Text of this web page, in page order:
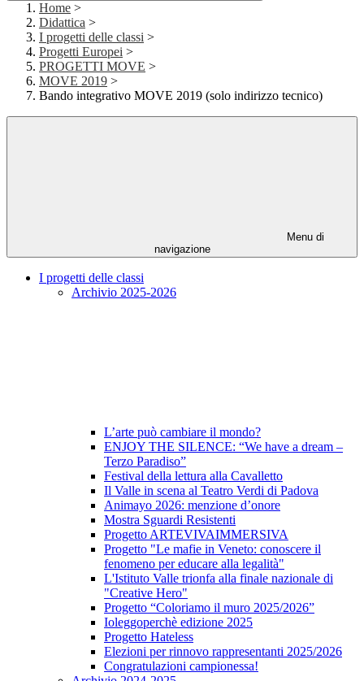
Home >
Didattica >
I progetti delle classi >
Progetti Europei >
PROGETTI MOVE >
MOVE 2019 >
Bando integrativo MOVE 2019 (solo indirizzo tecnico)
Menu di
navigazione
I progetti delle classi
Archivio 2025-2026
L’arte può cambiare il mondo?
ENJOY THE SILENCE: “We have a dream –
Terzo Paradiso”
Festival della lettura alla Cavalletto
Il Valle in scena al Teatro Verdi di Padova
Animayo 2026: menzione d’onore
Mostra Sguardi Resistenti
Progetto ARTEVIVAIMMERSIVA
Progetto "Le mafie in Veneto: conoscere il
fenomeno per educare alla legalità"
L'Istituto Valle trionfa alla finale nazionale di
"Creative Hero"
Progetto “Coloriamo il muro 2025/2026”
Ioleggoperchè edizione 2025
Progetto Hateless
Elezioni per rinnovo rappresentanti 2025/2026
Congratulazioni campionessa!